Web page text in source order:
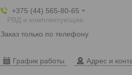
+375 (44) 565-80-65
РВД и комплектующие
Заказ только по телефону
График работы Адрес и